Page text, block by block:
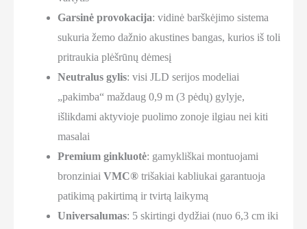
Garsinė provokacija: vidinė barškėjimo sistema
sukuria žemo dažnio akustines bangas, kurios iš toli
pritraukia plėšrūnų dėmesį
Neutralus gylis: visi JLD serijos modeliai
„pakimba“ maždaug 0,9 m (3 pėdų) gylyje,
išlikdami aktyvioje puolimo zonoje ilgiau nei kiti
masalai
Premium ginkluotė: gamykliškai montuojami
bronziniai VMC® trišakiai kabliukai garantuoja
patikimą pakirtimą ir tvirtą laikymą
Universalumas: 5 skirtingi dydžiai (nuo 6,3 cm iki